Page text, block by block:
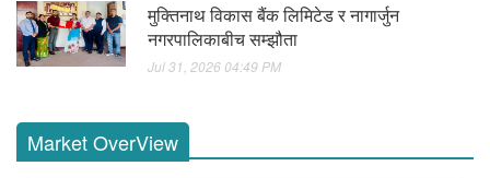
मुक्तिनाथ विकास बैंक लिमिटेड र नागार्जुन
नगरपालिकाबीच सम्झौता
Jul 31, 2026 04:49 PM
Market OverView